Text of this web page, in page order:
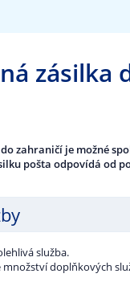
zásilka
zahraničí je možné
pošta odpovídá od
služba.
doplňkových